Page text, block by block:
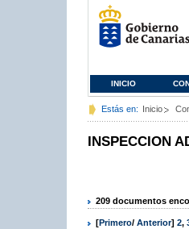
INICIO
Estás en: Inicio
INSPECCION
209 documentos
[Primero/ Anterior] 2,